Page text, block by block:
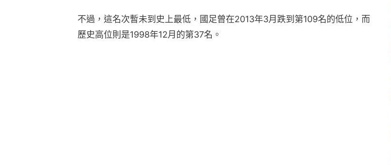
不過，這名次暫未到史上最低，國足曾在2013年3月跌到第109名的低位，而
歷史高位則是1998年12月的第37名。